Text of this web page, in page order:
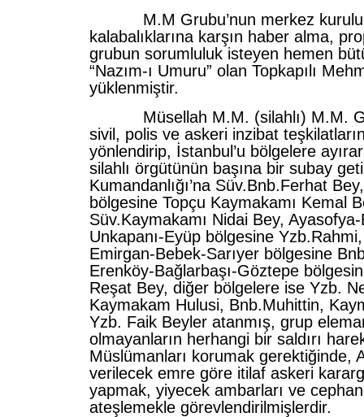
M.M Grubu’nun merkez
kalabalıklarına karşın haber alma,
grubun sorumluluk isteyen hemen
“Nazım-ı Umuru” olan Topkapılı
yüklenmiştir.
Müsellah M.M. (silahlı) M.M.
sivil, polis ve askeri inzibat
yönlendirip, İstanbul’u bölgelere
silahlı örgütünün başına bir subay
Kumandanlığı’na Süv.Bnb.Ferhat
bölgesine Topçu Kaymakamı Kemal
Süv.Kaymakamı Nidai Bey,
Unkapanı-Eyüp bölgesine
Emirgan-Bebek-Sarıyer bölgesine
Erenköy-Bağlarbaşı-Göztepe
Reşat Bey, diğer bölgelere ise Yzb.
Kaymakam Hulusi, Bnb.Muhittin,
Yzb. Faik Beyler atanmış, grup
olmayanların herhangi bir saldırı
Müslümanları korumak gerektiğinde,
verilecek emre göre itilaf askeri
yapmak, yiyecek ambarları ve
ateşlemekle görevlendirilmişlerdir.